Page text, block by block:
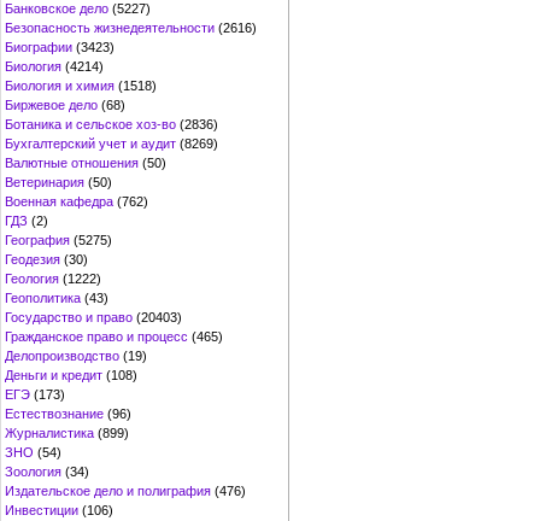
Банковское дело (5227)
Безопасность жизнедеятельности (2616)
Биографии (3423)
Биология (4214)
Биология и химия (1518)
Биржевое дело (68)
Ботаника и сельское хоз-во (2836)
Бухгалтерский учет и аудит (8269)
Валютные отношения (50)
Ветеринария (50)
Военная кафедра (762)
ГДЗ (2)
География (5275)
Геодезия (30)
Геология (1222)
Геополитика (43)
Государство и право (20403)
Гражданское право и процесс (465)
Делопроизводство (19)
Деньги и кредит (108)
ЕГЭ (173)
Естествознание (96)
Журналистика (899)
ЗНО (54)
Зоология (34)
Издательское дело и полиграфия (476)
Инвестиции (106)